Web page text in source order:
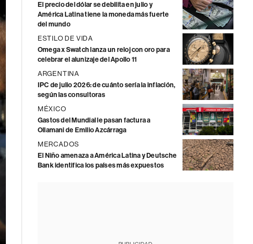
El precio del dólar se debilita en julio y
América Latina tiene la moneda más fuerte
del mundo
ESTILO DE VIDA
Omega x Swatch lanza un reloj con oro para
celebrar el alunizaje del Apollo 11
ARGENTINA
IPC de julio 2026: de cuánto sería la inflación,
según las consultoras
MÉXICO
Gastos del Mundial le pasan factura a
Ollamani de Emilio Azcárraga
MERCADOS
El Niño amenaza a América Latina y Deutsche
Bank identifica los países más expuestos